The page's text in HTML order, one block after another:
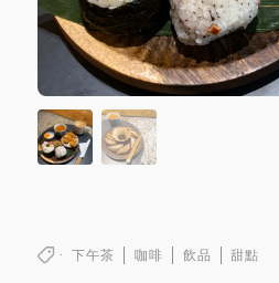
下午茶 咖啡 飲品 甜點